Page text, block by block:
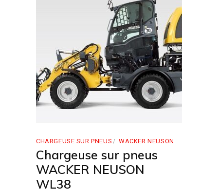
CHARGEUSE SUR PNEUS WACKER NEUSON
Chargeuse sur pneus
WACKER NEUSON
WL38